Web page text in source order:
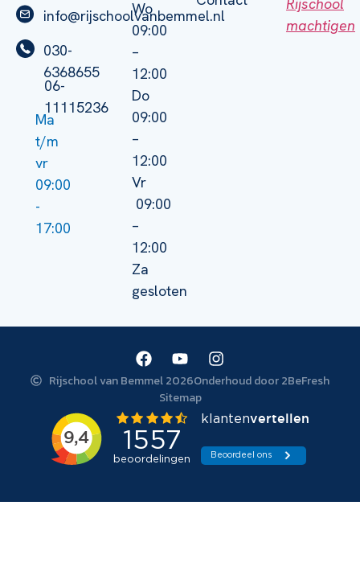
info@rijschoolvanbemmel.nl
030-
6368655
06-
11115236
Ma
t/m
vr
09:00
-
17:00
Wo
09:00
–
12:00
Do
09:00
–
12:00
Vr
09:00
–
12:00
Za
gesloten
machtigen
Rijschool van Bemmel 2026Onderhoud door 2BeFresh
Sitemap